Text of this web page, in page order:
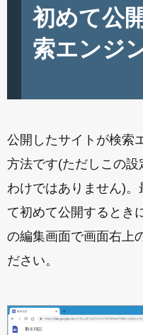
初めて公
索エンジ
公開したサイトが検索
方法です(ただしこの
わけではありません)
て初めて公開するとき
の編集画面で画面右上
ださい。